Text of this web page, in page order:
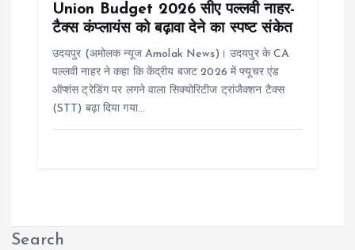
Union Budget 2026 सीए पल्लवी नाहर-
टैक्स कंप्लायंस को बढ़ावा देने का स्पष्ट संकेत
उदयपुर (अमोलक न्यूज Amolak News)। उदयपुर के CA
पल्लवी नाहर ने कहा कि केंद्रीय बजट 2026 में फ्यूचर एंड
ऑप्शंस ट्रेडिंग पर लगने वाला सिक्योरिटीज ट्रांजैक्शन टैक्स
(STT) बढ़ा दिया गया…
Search